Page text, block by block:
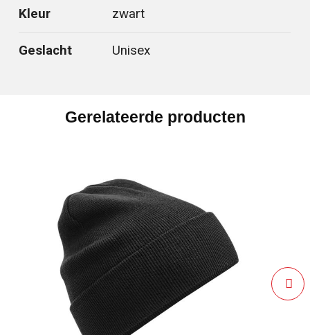
Kleur zwart
Geslacht Unisex
Gerelateerde producten